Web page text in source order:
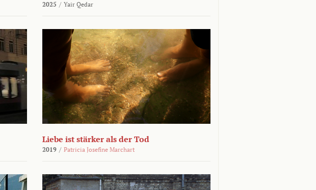
2025 / Yair Qedar
Liebe ist stärker als der Tod
2019 / Patricia Josefine Marchart